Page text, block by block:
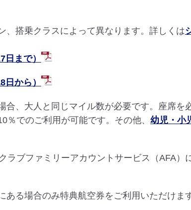
、搭乗クラスによって異なります。詳しくは
まで）
から）
、大人と同じマイル数が必要です。座席を
％でのご利用が可能です。その他、 幼児・小
ラブファミリーアカウントサービス（AFA）
る場合のみ特典航空券をご利用いただけます